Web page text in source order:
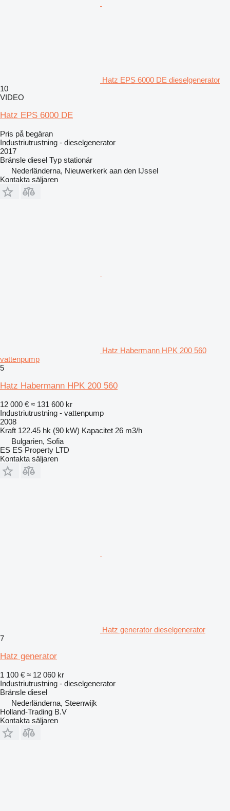
Hatz EPS 6000 DE dieselgenerator
10
VIDEO
Hatz EPS 6000 DE
Pris på begäran
Industriutrustning - dieselgenerator
2017
Bränsle diesel Typ stationär
Nederländerna, Nieuwerkerk aan den IJssel
Kontakta säljaren
Hatz Habermann HPK 200 560
vattenpump
5
Hatz Habermann HPK 200 560
12 000 € ≈ 131 600 kr
Industriutrustning - vattenpump
2008
Kraft 122.45 hk (90 kW) Kapacitet 26 m3/h
Bulgarien, Sofia
ES ES Property LTD
Kontakta säljaren
Hatz generator dieselgenerator
7
Hatz generator
1 100 € ≈ 12 060 kr
Industriutrustning - dieselgenerator
Bränsle diesel
Nederländerna, Steenwijk
Holland-Trading B.V
Kontakta säljaren